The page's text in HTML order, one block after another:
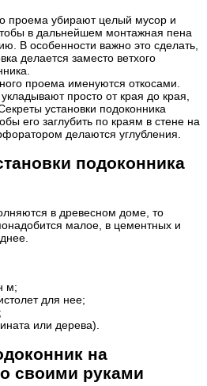
проема убирают целый мусор и
в дальнейшем монтажная пена
В особенности важно это сделать,
делается заместо ветхого
проема именуются откосами.
просто от края до края,
установки подоконника
его заглубить по краям в стене на
делаются углубления.
подоконника
в древесном доме, то
малое, в цементных и
м;
для нее;
или дерева).
на
своими руками